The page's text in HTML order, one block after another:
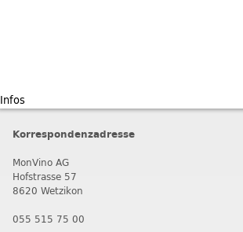
Infos
Korrespondenzadresse
MonVino AG
Hofstrasse 57
8620 Wetzikon
055 515 75 00